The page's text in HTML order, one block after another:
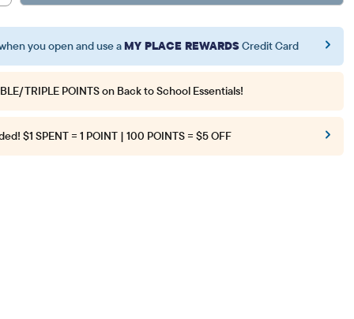
you open and use aMY PLACE REWARDSCredit Card
TRIPLE POINTSon Back to School Essentials!
$1 SPENT = 1 POINT | 100 POINTS = $5 OFF